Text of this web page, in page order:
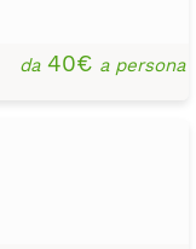
da40€ a persona